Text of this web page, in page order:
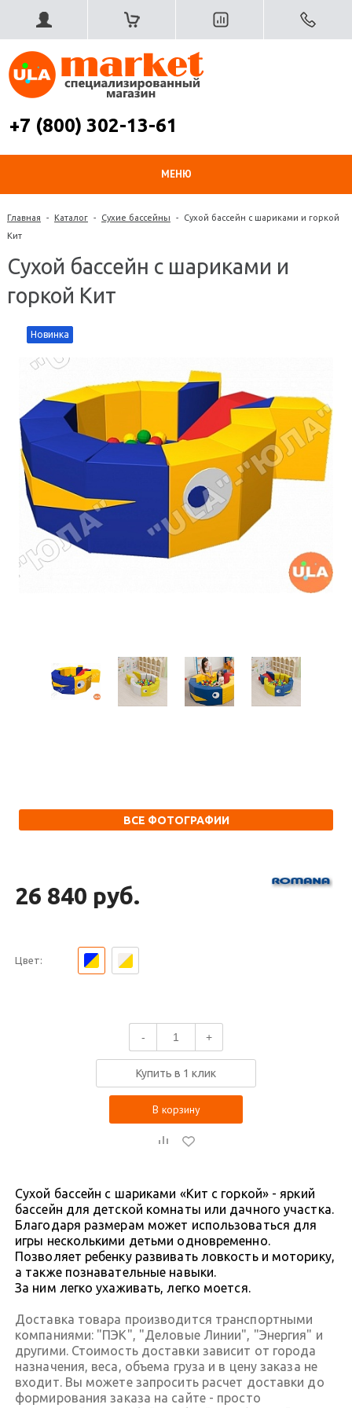
+7 (800) 302-13-61
МЕНЮ
Главная - Каталог - Сухие бассейны -
Сухой бассейн с шариками и горкой
Кит
Сухой бассейн с шариками и
горкой Кит
Новинка
ВСЕ ФОТОГРАФИИ
26 840 руб.
Цвет:
- +
Купить в 1 клик
В корзину
Сухой бассейн с шариками «Кит с горкой» - яркий
бассейн для детской комнаты или дачного участка.
Благодаря размерам может использоваться для
игры несколькими детьми одновременно.
Позволяет ребенку развивать ловкость и моторику,
а также познавательные навыки.
За ним легко ухаживать, легко моется.
Доставка товара производится транспортными
компаниями: "ПЭК", "Деловые Линии", "Энергия" и
другими. Стоимость доставки зависит от города
назначения, веса, объема груза и в цену заказа не
входит. Вы можете запросить расчет доставки до
формирования заказа на сайте - просто